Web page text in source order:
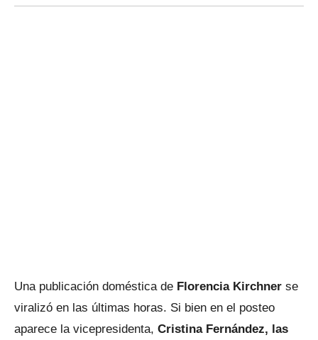
Una publicación doméstica de Florencia Kirchner se
viralizó en las últimas horas. Si bien en el posteo
aparece la vicepresidenta, Cristina Fernández, las